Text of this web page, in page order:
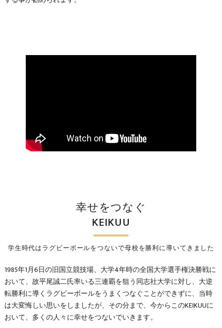
学生時代はラグビーボールをつないで母校を勝利に導いてきました
幸せをつなぐ
KEIKUU
1985年1月6日の旧国立競技場、大学4年時の全国大学選手権決勝戦に
おいて、故平尾誠二氏率いる三連覇を狙う同志社大学に対し、大逆
転勝利に導くラグビーボールをうまくつなぐことができずに、当時
は大変悔しい思いをしましたが、その分まで、今からこのKEIKUUに
おいて、多くの人々に幸せをつないでいきます。